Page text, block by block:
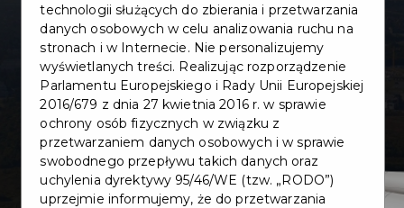
technologii służących do zbierania i przetwarzania
danych osobowych w celu analizowania ruchu na
stronach i w Internecie. Nie personalizujemy
wyświetlanych treści. Realizując rozporządzenie
Parlamentu Europejskiego i Rady Unii Europejskiej
2016/679 z dnia 27 kwietnia 2016 r. w sprawie
ochrony osób fizycznych w związku z
przetwarzaniem danych osobowych i w sprawie
swobodnego przepływu takich danych oraz
uchylenia dyrektywy 95/46/WE (tzw. „RODO”)
uprzejmie informujemy, że do przetwarzania